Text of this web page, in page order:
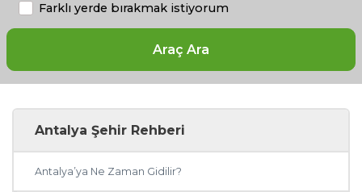
Araç Ara
Farklı yerde bırakmak istiyorum
Antalya Şehir Rehberi
Antalya’ya Ne Zaman Gidilir?